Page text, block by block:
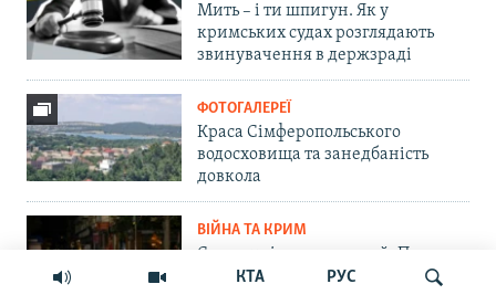
КТА РУС
Мить – і ти шпигун. Як у
кримських судах розглядають
звинувачення в держзраді
ФОТОГАЛЕРЕЇ
Краса Сімферопольського
водосховища та занедбаність
довкола
ВІЙНА ТА КРИМ
Сорок днів, сорок ночей. Про
результати кримської операції з